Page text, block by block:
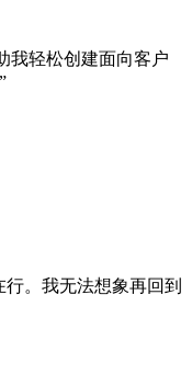
我轻松创建面向客户
”
。我无法想象再回到